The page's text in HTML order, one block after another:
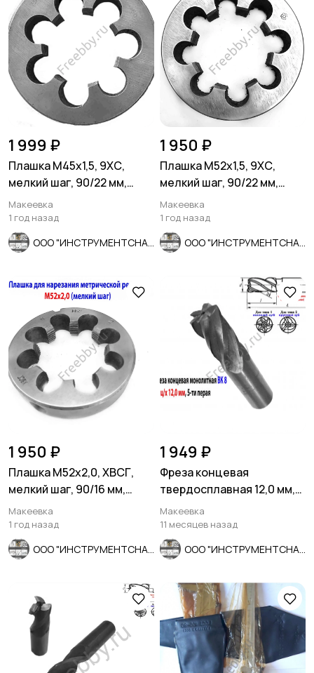
1 999 ₽
Плашка М45х1,5, 9ХС,
мелкий шаг, 90/22 мм,
ГОСТ 7740-71, сделано в
ССС
Макеевка
1 год назад
1 950 ₽
Плашка М52х1,5, 9ХС,
мелкий шаг, 90/22 мм,
ГОСТ 7740-71, СССР.
Макеевка
1 год назад
1 950 ₽
Плашка М52х2,0, ХВСГ,
мелкий шаг, 90/16 мм,
ГОСТ 7740-71, СССР.
Макеевка
1 год назад
1 949 ₽
Фреза концевая
твердосплавная 12,0 мм,
ц/х, монолит, ВК8, 5-пер,
50/25
Макеевка
11 месяцев назад